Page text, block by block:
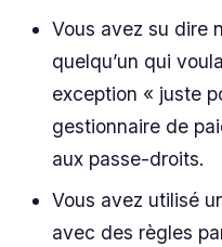
Vous avez su dire
quelqu’un qui
exception « juste
gestionnaire de
aux passe-droits.
Vous avez utilisé
avec des règles